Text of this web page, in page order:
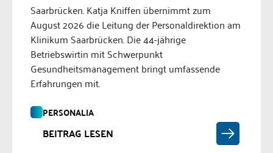
Saarbrücken. Katja Kniffen übernimmt zum
August 2026 die Leitung der Personaldirektion am
Klinikum Saarbrücken. Die 44-jährige
Betriebswirtin mit Schwerpunkt
Gesundheitsmanagement bringt umfassende
Erfahrungen mit.
PERSONALIA
BEITRAG LESEN